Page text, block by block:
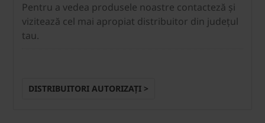
Pentru a vedea produsele noastre contacteză și
vizitează cel mai apropiat distribuitor din județul
tau.
DISTRIBUITORI AUTORIZAȚI >